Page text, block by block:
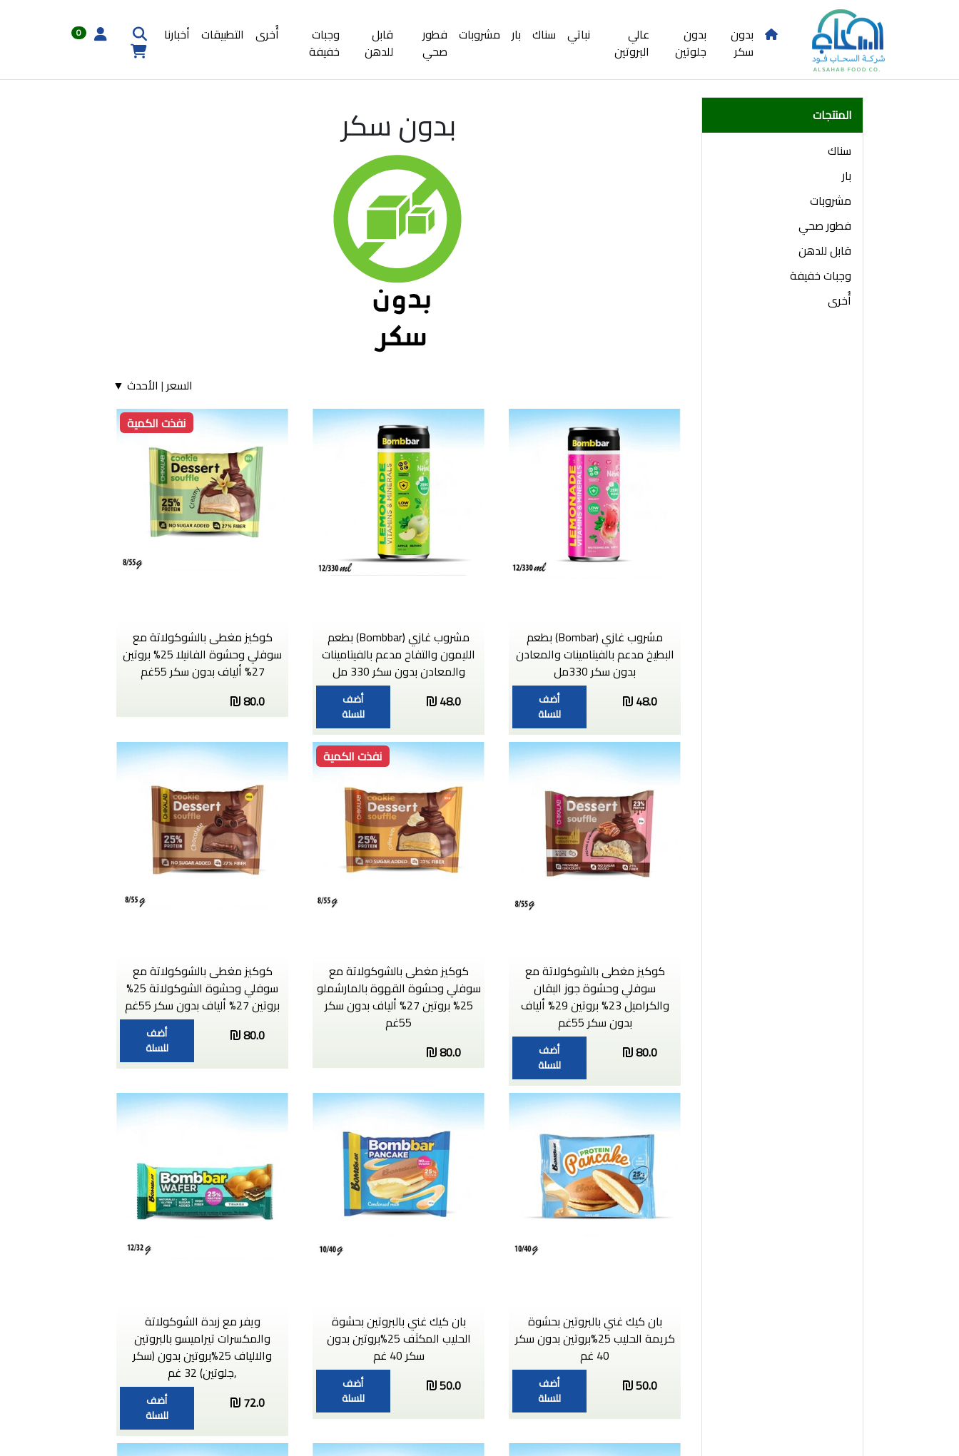
بدون
سكر
بدون
جلوتين
عالي
البروتين
نباتي سناك بار مشروبات فطور
صحي
قابل
للدهن
وجبات
خفيفة
أُخرى التطبيقات أخبارنا 0
المنتجات
سناك
بار
مشروبات
فطور صحي
قابل للدهن
وجبات خفيفة
أُخرى
بدون سكر
السعر| الأحدث ▼
مشروب غازي (Bombar) بطعم
البطيخ مدعم بالفيتامينات والمعادن
بدون سكر 330مل
48.0
أضف
للسلة
مشروب غازي (Bombbar) بطعم
الليمون والتفاح مدعم بالفيتامينات
والمعادن بدون سكر 330 مل
48.0
أضف
للسلة
نفذت الكمية
كوكيز مغطى بالشوكولاتة مع
سوفلي وحشوة الفانيلا 25% بروتين
27% ألياف بدون سكر 55غم
80.0
كوكيز مغطى بالشوكولاتة مع
سوفلي وحشوة جوز البقان
والكراميل 23% بروتين 29% ألياف
بدون سكر 55غم
80.0
أضف
للسلة
نفذت الكمية
كوكيز مغطى بالشوكولاتة مع
سوفلي وحشوة القهوة بالمارشملو
25% بروتين 27% ألياف بدون سكر
55غم
80.0
كوكيز مغطى بالشوكولاتة مع
سوفلي وحشوة الشوكولاتة 25%
بروتين 27% ألياف بدون سكر 55غم
80.0
أضف
للسلة
بان كيك غني بالبروتين بحشوة
كريمة الحليب 25%بروتين بدون سكر
40 غم
50.0
أضف
للسلة
بان كيك غني بالبروتين بحشوة
الحليب المكثف 25%بروتين بدون
سكر 40 غم
50.0
أضف
للسلة
ويفر مع زبدة الشوكولاتة
والمكسرات تيراميسو بالبروتين
والالياف 25%بروتين بدون (سكر
,جلوتين) 32 غم
72.0
أضف
للسلة